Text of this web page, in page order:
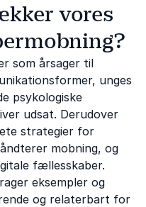
vores
som årsager til
unges
psykologiske
udsat. Derudover
strategier for
mobning, og
fællesskaber.
eksempler og
og relaterbart for